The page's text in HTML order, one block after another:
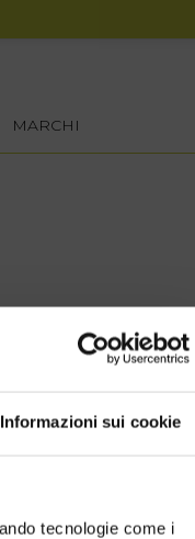
Informazioni sui cookie
tecnologie come i
MARCHI
EXTRA